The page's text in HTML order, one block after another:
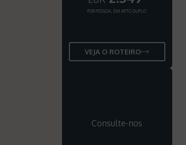
POR PESSOA, EM APTO DUPLO
VEJA O ROTEIRO
Consulte-nos